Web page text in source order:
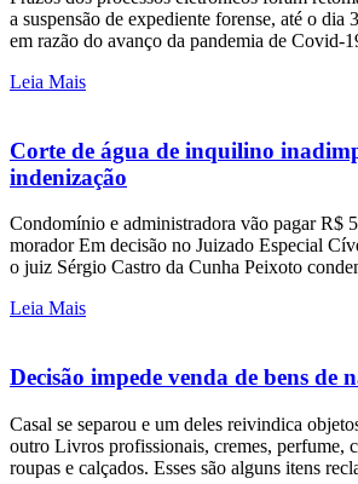
a suspensão de expediente forense, até o dia
em razão do avanço da pandemia de Covid-
Leia Mais
Corte de água de inquilino
indenização
Condomínio e administradora vão pagar R$
morador Em decisão no Juizado Especial
o juiz Sérgio Castro da Cunha Peixoto
Leia Mais
Decisão impede venda de bens de
Casal se separou e um deles reivindica
outro Livros profissionais, cremes, perfume,
roupas e calçados. Esses são alguns itens